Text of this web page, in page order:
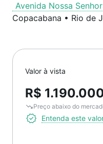
Avenida Nossa
Copacabana • Rio de
Valor à vista
R$
Preço abaixo do
Entenda este